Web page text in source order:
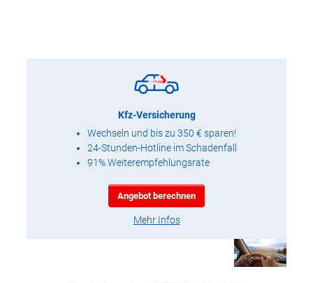
Kfz-Versicherung
Wechseln und bis zu 350 € sparen!
24-Stunden-Hotline im Schadenfall
91% Weiterempfehlungsrate
Angebot berechnen
Mehr Infos